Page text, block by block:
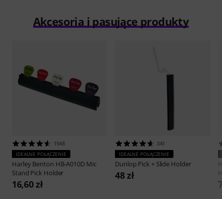
Akcesoria i pasujące produkty
1548
IDEALNE POŁĄCZENIE
Harley Benton HB-A010D Mic
Stand Pick Holder
16,60 zł
341
IDEALNE POŁĄCZENIE
Dunlop Pick + Slide Holder
48 zł